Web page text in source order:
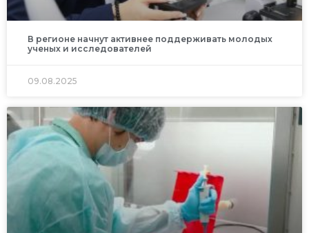
В регионе начнут активнее поддерживать молодых
ученых и исследователей
09.08.2025